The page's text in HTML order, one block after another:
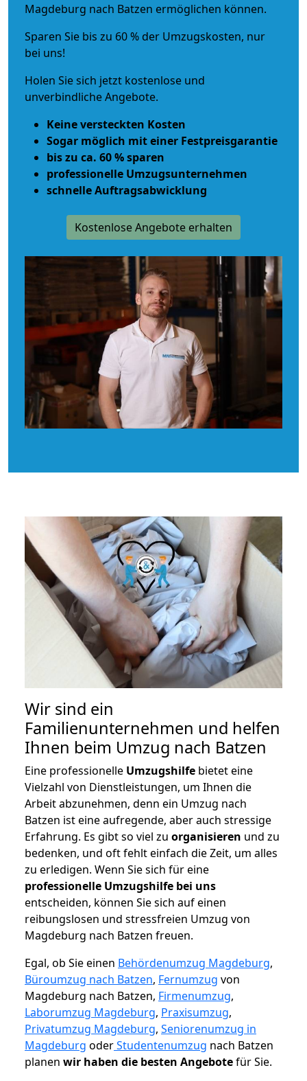
Magdeburg nach Batzen ermöglichen können.
Sparen Sie bis zu 60 % der Umzugskosten, nur
bei uns!
Holen Sie sich jetzt kostenlose und
unverbindliche Angebote.
Keine versteckten Kosten
Sogar möglich mit einer Festpreisgarantie
bis zu ca. 60 % sparen
professionelle Umzugsunternehmen
schnelle Auftragsabwicklung
Kostenlose Angebote erhalten
Wir sind ein
Familienunternehmen und helfen
Ihnen beim Umzug nach Batzen
Eine professionelle Umzugshilfe bietet eine
Vielzahl von Dienstleistungen, um Ihnen die
Arbeit abzunehmen, denn ein Umzug nach
Batzen ist eine aufregende, aber auch stressige
Erfahrung. Es gibt so viel zu organisieren und zu
bedenken, und oft fehlt einfach die Zeit, um alles
zu erledigen. Wenn Sie sich für eine
professionelle Umzugshilfe bei uns
entscheiden, können Sie sich auf einen
reibungslosen und stressfreien Umzug von
Magdeburg nach Batzen freuen.
Egal, ob Sie einen Behördenumzug Magdeburg,
Büroumzug nach Batzen, Fernumzug von
Magdeburg nach Batzen, Firmenumzug,
Laborumzug Magdeburg, Praxisumzug,
Privatumzug Magdeburg, Seniorenumzug in
Magdeburg oderStudentenumzug nach Batzen
planen wir haben die besten Angebotefür Sie.